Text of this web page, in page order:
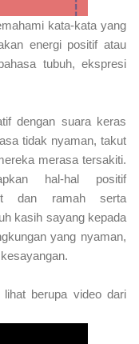
kata-kata yang
energi positif atau
tubuh, ekspresi
dengan suara keras
tidak nyaman, takut
merasa tersakiti.
hal-hal positif
dan ramah serta
kasih sayang kepada
yang nyaman,
berupa video dari